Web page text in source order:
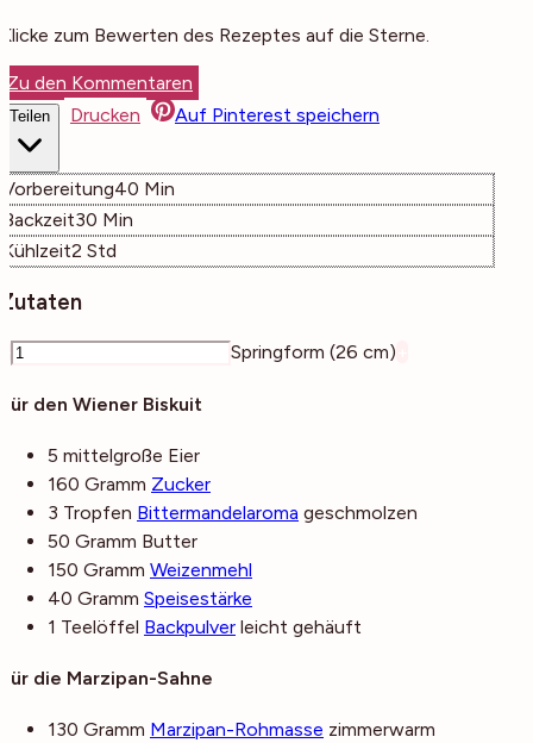
Klicke zum Bewerten des Rezeptes auf die Sterne.
Zu den Kommentaren
Teilen Drucken Auf Pinterest speichern
Vorbereitung40 Minuten
Min
Backzeit30 Minuten
Min
Kühlzeit2 Stunden
Std
Zutaten
Springform (26 cm)
Für den Wiener Biskuit
5 mittelgroße Eier
160 Gramm Zucker
3 Tropfen Bittermandelaroma geschmolzen
50 Gramm Butter
150 Gramm Weizenmehl
40 Gramm Speisestärke
1 Teelöffel Backpulver leicht gehäuft
Für die Marzipan-Sahne
130 Gramm Marzipan-Rohmasse zimmerwarm